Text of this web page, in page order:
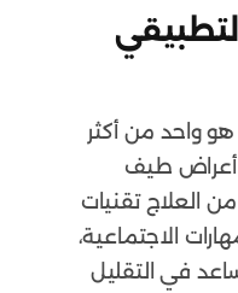
هو واحد من أكثر
أعراض طيف
العلاج تقنيات
الاجتماعية،
في التقليل